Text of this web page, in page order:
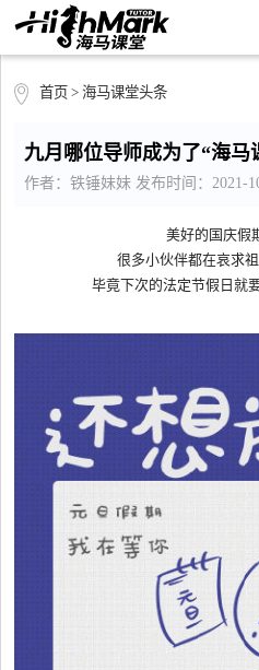
首页 > 海马课堂头条
九月哪位导师成为了“海马
作者：铁锤妹妹 发布时间：2021-
美好的国庆假
很多小伙伴都在哀求
毕竟下次的法定节假日就